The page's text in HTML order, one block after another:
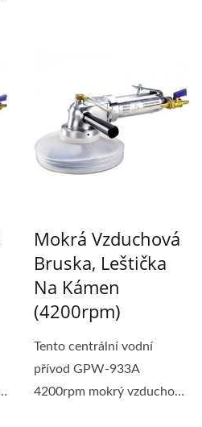
Mokrá Vzduchová
Bruska, Leštička
Na Kámen
(4200rpm)
Tento centrální vodní
přívod GPW-933A
4200rpm mokrý vzduchový